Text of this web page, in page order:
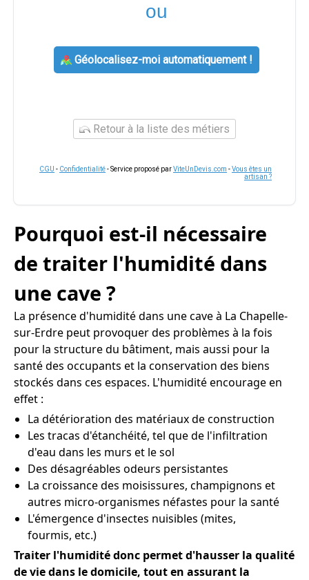
ou
Géolocalisez-moi automatiquement !
Retour à la liste des métiers
CGU - Confidentialité- Service proposé parViteUnDevis.com -Vous êtes un
artisan ?
Pourquoi est-il nécessaire
de traiter l'humidité dans
une cave ?
La présence d'humidité dans une cave à La Chapelle-
sur-Erdre peut provoquer des problèmes à la fois
pour la structure du bâtiment, mais aussi pour la
santé des occupants et la conservation des biens
stockés dans ces espaces. L'humidité encourage en
effet :
La détérioration des matériaux de construction
Les tracas d'étanchéité, tel que de l'infiltration
d'eau dans les murs et le sol
Des désagréables odeurs persistantes
La croissance des moisissures, champignons et
autres micro-organismes néfastes pour la santé
L'émergence d'insectes nuisibles (mites,
fourmis, etc.)
Traiter l'humidité donc permet d'hausser la qualité
de vie dans le domicile, tout en assurant la